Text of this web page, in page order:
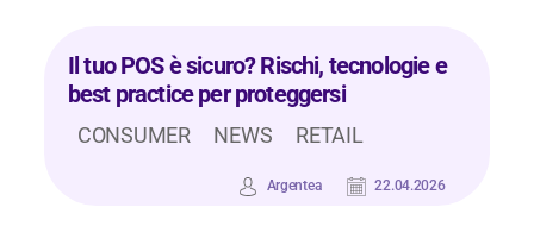
Il tuo POS è sicuro? Rischi, tecnologie e
best practice per proteggersi
CONSUMER NEWS RETAIL
Argentea 22.04.2026